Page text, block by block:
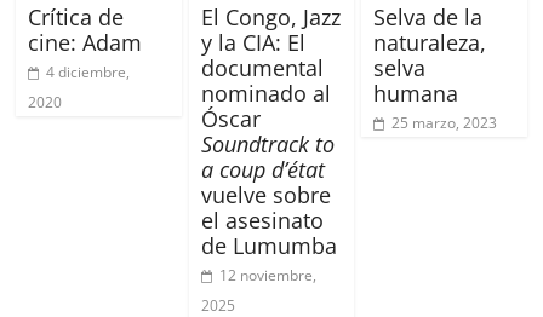
Crítica de
cine: Adam
4 diciembre,
2020
El Congo, Jazz
y la CIA: El
documental
nominado al
Óscar
Soundtrack to
a coup d’état
vuelve sobre
el asesinato
de Lumumba
12 noviembre,
2025
Selva de la
naturaleza,
selva
humana
25 marzo, 2023